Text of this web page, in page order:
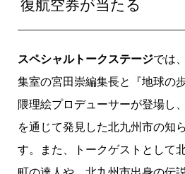
復航空券が当たる
スペシャルトークステージでは
集室の宮田崇編集長と『地球の
隈理絵プロデューサーが登場し
を通じて発見した北九州市の知
す。また、トークゲストとして